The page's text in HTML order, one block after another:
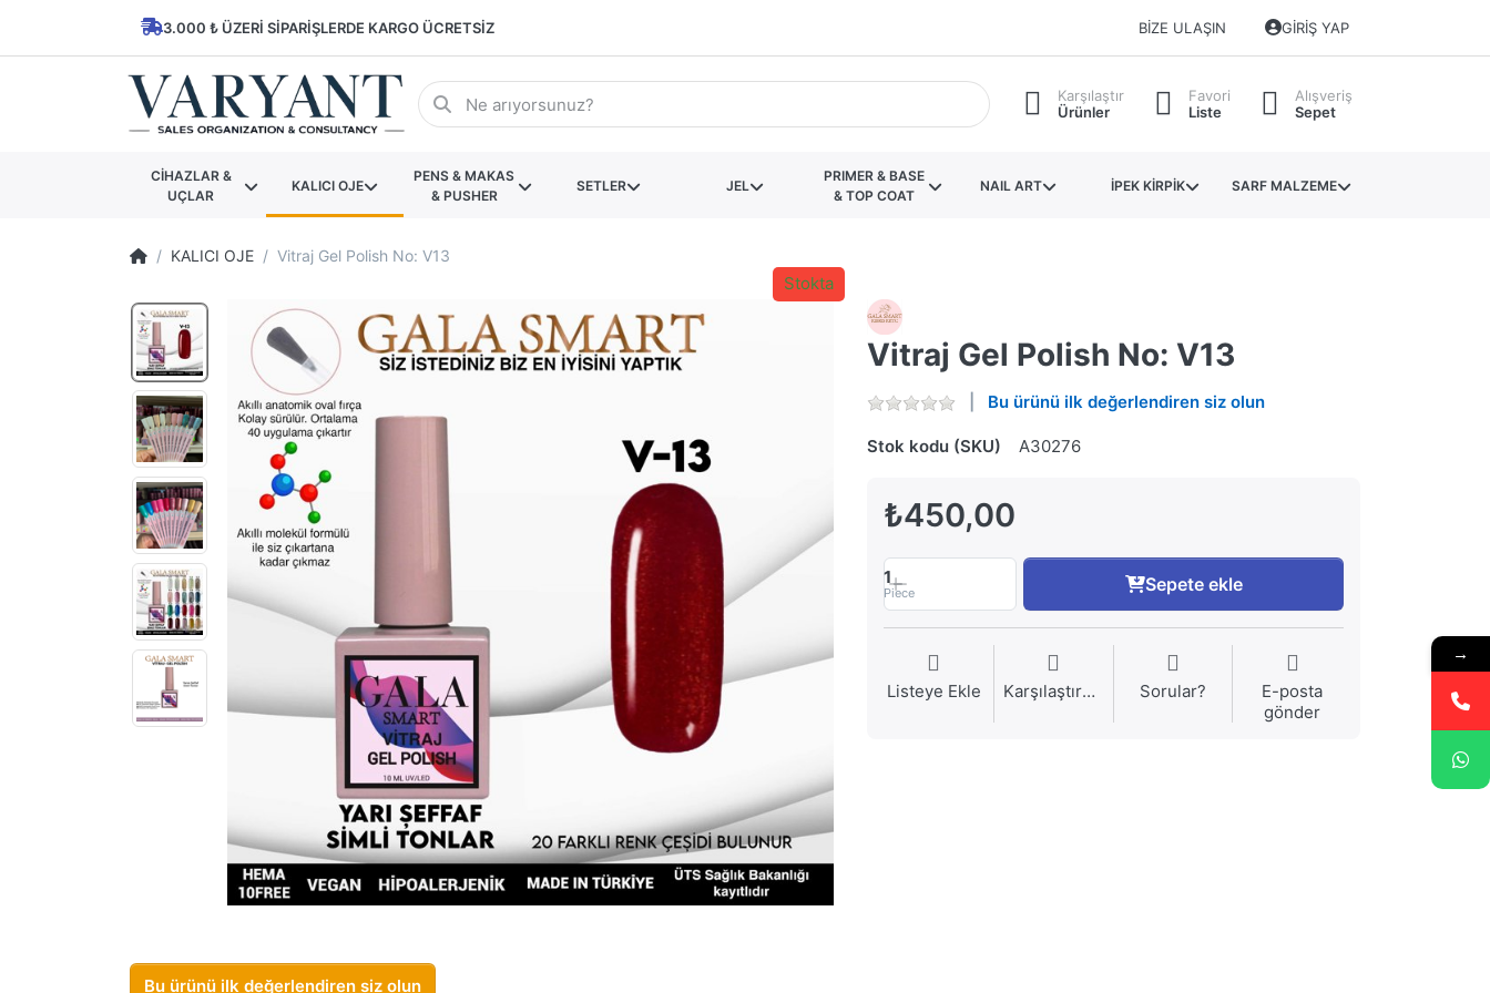
3.000 ₺ ÜZERI SIPARIŞLERDE KARGO ÜCRETSIZ BIZE ULAŞIN GIRIŞ YAP
Karşılaştır
Ürünler
Favori
Liste
Alışveriş
Sepet
CİHAZLAR &
UÇLAR
KALICI OJE
PENS & MAKAS
& PUSHER
SETLER JEL
PRIMER & BASE
& TOP COAT
NAIL ART İPEK KİRPİK SARF MALZEME
KALICI OJE Vitraj Gel Polish No: V13
Vitraj Gel Polish No: V13
Bu ürünü ilk değerlendiren siz olun
Stok kodu (SKU) A30276
₺450,00
Stokta
1
Piece Sepete ekle
Listeye Ekle Karşılaştırma Sorular?
E-posta
gönder
Bu ürünü ilk değerlendiren siz olun
→